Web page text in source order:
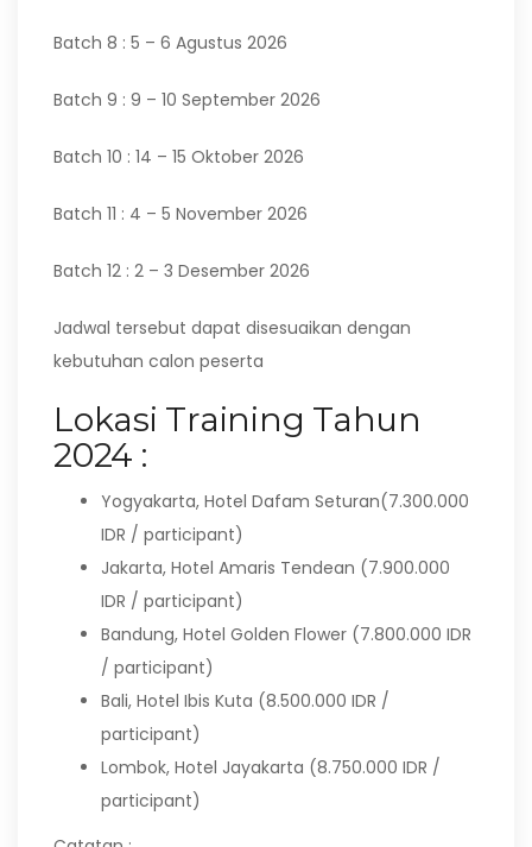
Batch 8 : 5 – 6 Agustus 2026
Batch 9 : 9 – 10 September 2026
Batch 10 : 14 – 15 Oktober 2026
Batch 11 : 4 – 5 November 2026
Batch 12 : 2 – 3 Desember 2026
Jadwal tersebut dapat disesuaikan dengan
kebutuhan calon peserta
Lokasi Training Tahun
2024 :
Yogyakarta, Hotel Dafam Seturan(7.300.000
IDR / participant)
Jakarta, Hotel Amaris Tendean (7.900.000
IDR / participant)
Bandung, Hotel Golden Flower (7.800.000 IDR
/ participant)
Bali, Hotel Ibis Kuta (8.500.000 IDR /
participant)
Lombok, Hotel Jayakarta (8.750.000 IDR /
participant)